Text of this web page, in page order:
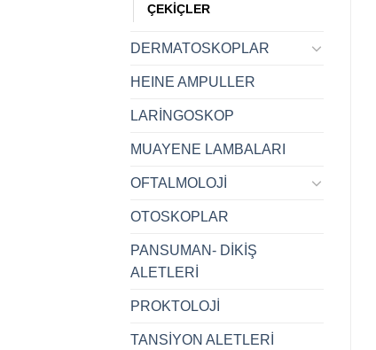
ÇEKİÇLER
DERMATOSKOPLAR
HEINE AMPULLER
LARİNGOSKOP
MUAYENE LAMBALARI
OFTALMOLOJİ
OTOSKOPLAR
PANSUMAN- DİKİŞ
ALETLERİ
PROKTOLOJİ
TANSİYON ALETLERİ